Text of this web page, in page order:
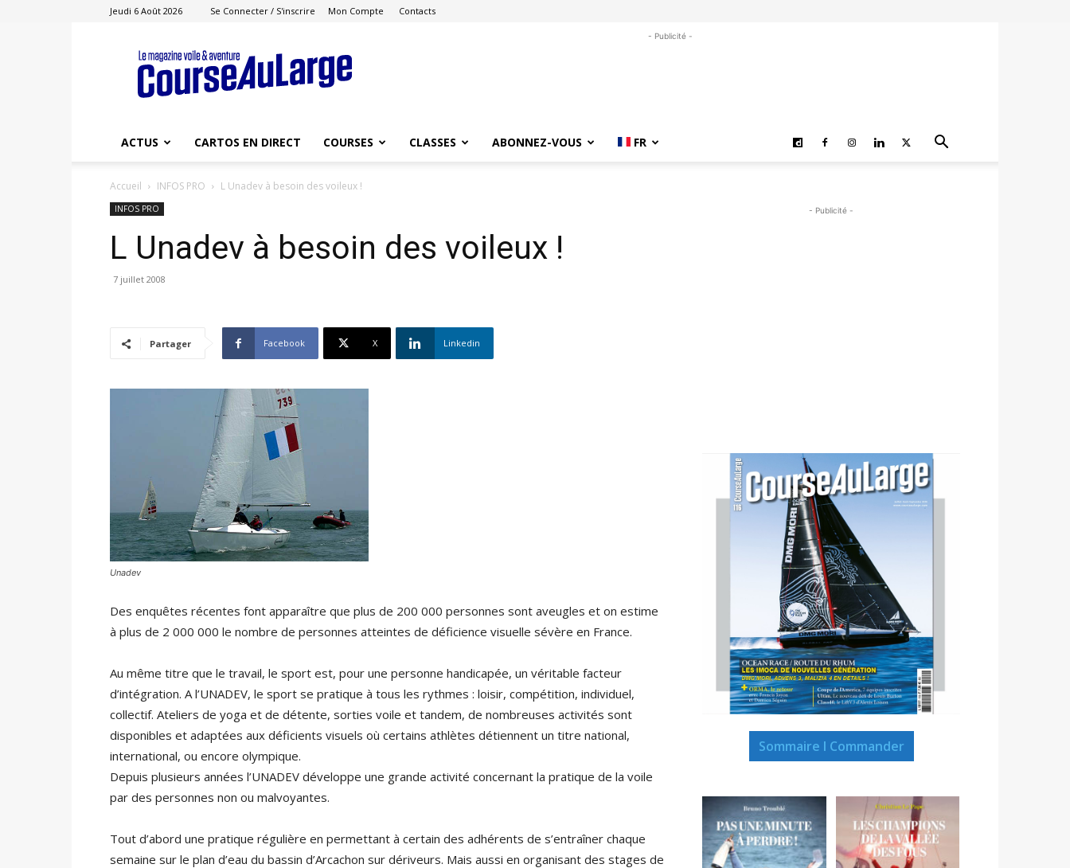
Jeudi 6 Août 2026 Se Connecter / S'inscrire Mon Compte Contacts
Course
au
Large
- Publicité -
ACTUS CARTOS EN DIRECT COURSES CLASSES ABONNEZ-VOUS FR
Accueil INFOS PRO L Unadev à besoin des voileux !
INFOS PRO
L Unadev à besoin des voileux !
7 juillet 2008
Partager Facebook X Linkedin
Unadev
Des enquêtes récentes font apparaître que plus de 200 000 personnes sont aveugles et on estime
à plus de 2 000 000 le nombre de personnes atteintes de déficience visuelle sévère en France.
Au même titre que le travail, le sport est, pour une personne handicapée, un véritable facteur
d’intégration. A l’UNADEV, le sport se pratique à tous les rythmes : loisir, compétition, individuel,
collectif. Ateliers de yoga et de détente, sorties voile et tandem, de nombreuses activités sont
disponibles et adaptées aux déficients visuels où certains athlètes détiennent un titre national,
international, ou encore olympique.
Depuis plusieurs années l’UNADEV développe une grande activité concernant la pratique de la voile
par des personnes non ou malvoyantes.
Tout d’abord une pratique régulière en permettant à certain des adhérents de s’entraîner chaque
semaine sur le plan d’eau du bassin d’Arcachon sur dériveurs. Mais aussi en organisant des stages de
- Publicité -
Sommaire I Commander